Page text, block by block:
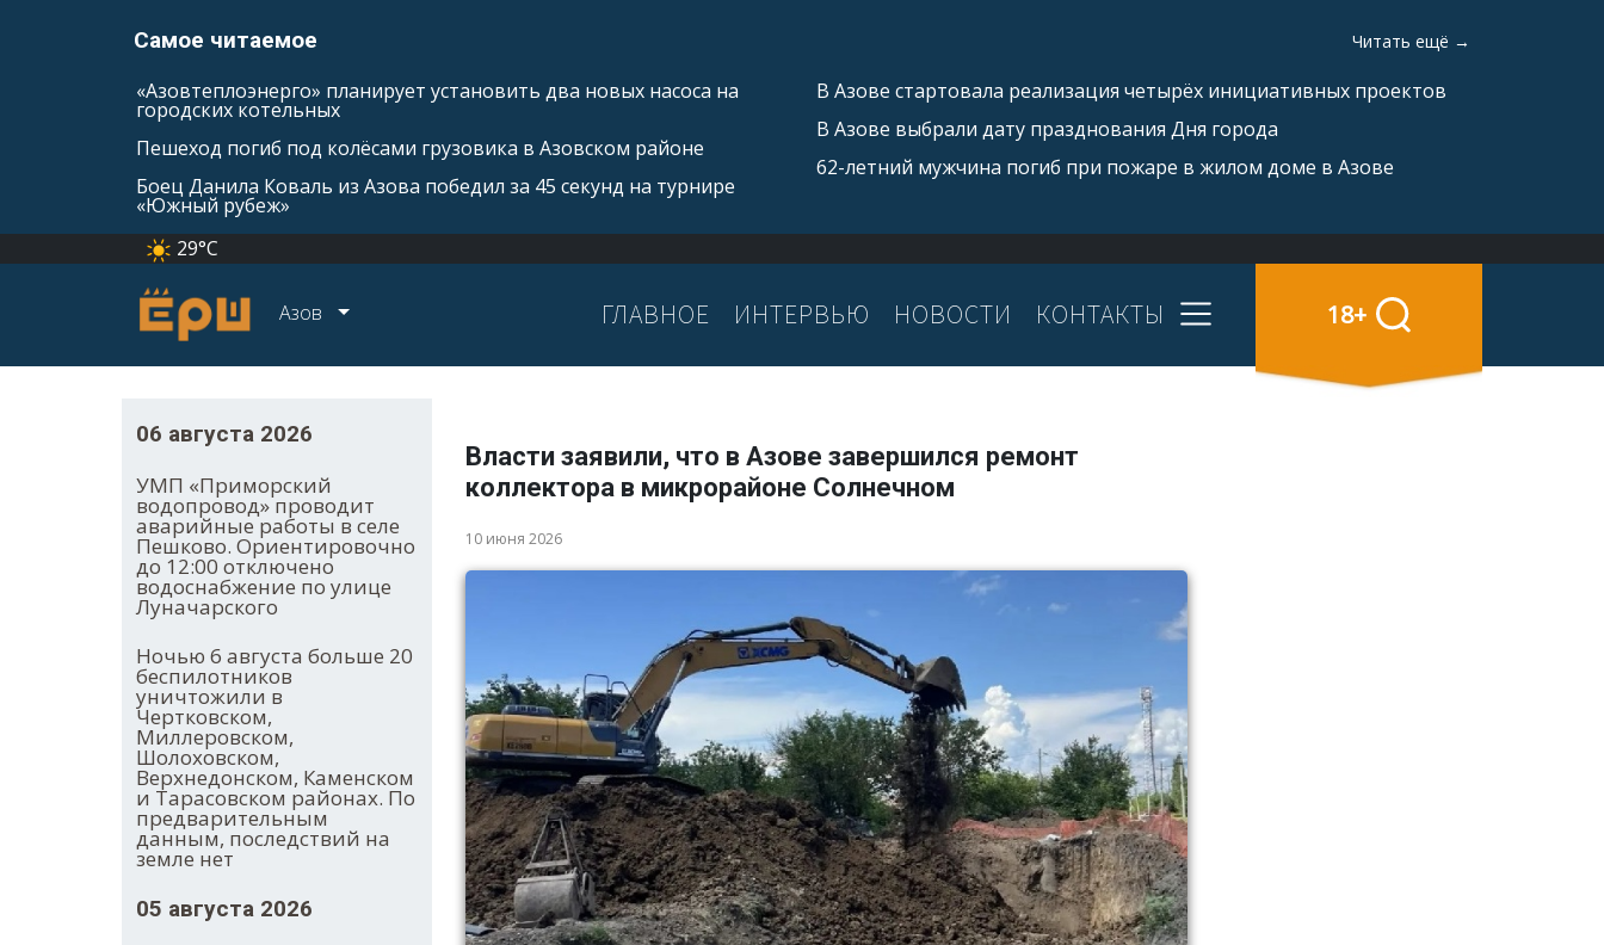
Самое читаемое Читать ещё →
«Азовтеплоэнерго» планирует установить два новых насоса на
городских котельных
Пешеход погиб под колёсами грузовика в Азовском районе
Боец Данила Коваль из Азова победил за 45 секунд на турнире
«Южный рубеж»
В Азове стартовала реализация четырёх инициативных проектов
В Азове выбрали дату празднования Дня города
62-летний мужчина погиб при пожаре в жилом доме в Азове
29°C
Азов ГЛАВНОЕ ИНТЕРВЬЮ НОВОСТИ КОНТАКТЫ 18+
06 августа 2026
УМП «Приморский
водопровод» проводит
аварийные работы в селе
Пешково. Ориентировочно
до 12:00 отключено
водоснабжение по улице
Луначарского
Ночью 6 августа больше 20
беспилотников
уничтожили в
Чертковском,
Миллеровском,
Шолоховском,
Верхнедонском, Каменском
и Тарасовском районах. По
предварительным
данным, последствий на
земле нет
05 августа 2026
Власти заявили, что в Азове завершился ремонт
коллектора в микрорайоне Солнечном
10 июня 2026